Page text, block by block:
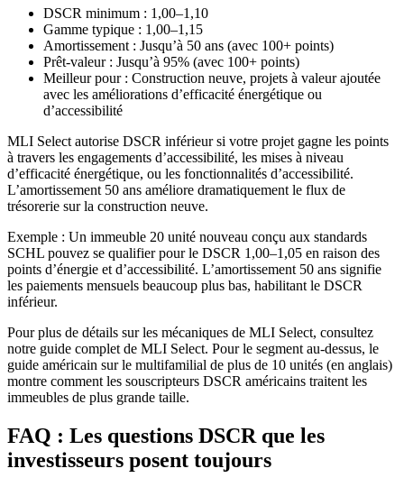
DSCR minimum : 1,00–1,10
Gamme typique : 1,00–1,15
Amortissement : Jusqu’à 50 ans (avec 100+ points)
Prêt-valeur : Jusqu’à 95% (avec 100+ points)
Meilleur pour : Construction neuve, projets à valeur ajoutée
avec les améliorations d’efficacité énergétique ou
d’accessibilité
MLI Select autorise DSCR inférieur si votre projet gagne les points
à travers les engagements d’accessibilité, les mises à niveau
d’efficacité énergétique, ou les fonctionnalités d’accessibilité.
L’amortissement 50 ans améliore dramatiquement le flux de
trésorerie sur la construction neuve.
Exemple : Un immeuble 20 unité nouveau conçu aux standards
SCHL pouvez se qualifier pour le DSCR 1,00–1,05 en raison des
points d’énergie et d’accessibilité. L’amortissement 50 ans signifie
les paiements mensuels beaucoup plus bas, habilitant le DSCR
inférieur.
Pour plus de détails sur les mécaniques de MLI Select, consultez
notre guide complet de MLI Select. Pour le segment au-dessus, le
guide américain sur le multifamilial de plus de 10 unités (en anglais)
montre comment les souscripteurs DSCR américains traitent les
immeubles de plus grande taille.
FAQ : Les questions DSCR que les
investisseurs posent toujours